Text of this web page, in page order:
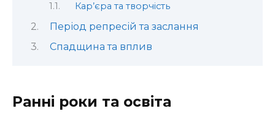
Кар’єра та творчість
Період репресій та заслання
Спадщина та вплив
Ранні роки та освіта